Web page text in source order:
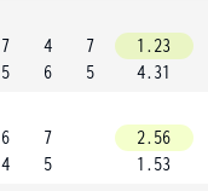
7
5
4
6
7
5
1.23
4.31
6
4
7
5
2.56
1.53